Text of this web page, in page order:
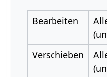
Bearbeiten
Verschieben